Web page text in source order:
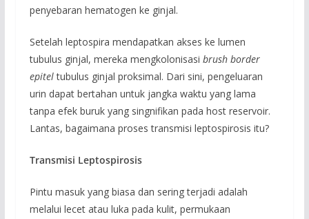
penyebaran hematogen ke ginjal.
Setelah leptospira mendapatkan akses ke lumen
tubulus ginjal, mereka mengkolonisasi brush border
epiteltubulus ginjal proksimal. Dari sini, pengeluaran
urin dapat bertahan untuk jangka waktu yang lama
tanpa efek buruk yang singnifikan pada host reservoir.
Lantas, bagaimana proses transmisi leptospirosis itu?
Transmisi Leptospirosis
Pintu masuk yang biasa dan sering terjadi adalah
melalui lecet atau luka pada kulit, permukaan